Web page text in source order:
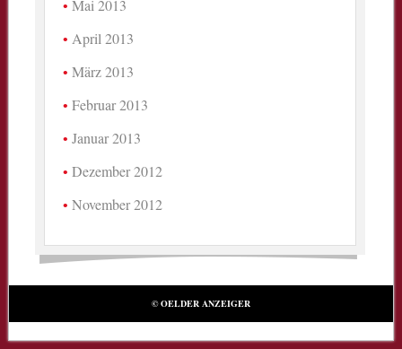
Mai 2013
April 2013
März 2013
Februar 2013
Januar 2013
Dezember 2012
November 2012
© OELDER ANZEIGER